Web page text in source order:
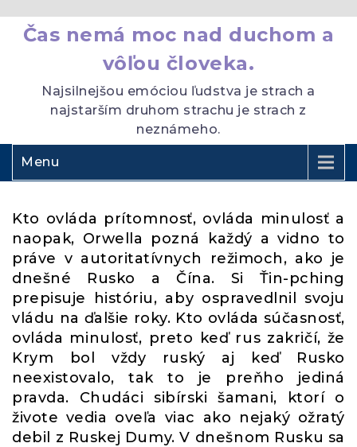
Čas nemá moc nad duchom a
vôľou človeka.
Najsilnejšou emóciou ľudstva je strach a
najstarším druhom strachu je strach z
neznámeho.
Menu
Kto ovláda prítomnosť, ovláda minulosť a
naopak, Orwella pozná každý a vidno to
práve v autoritatívnych režimoch, ako je
dnešné Rusko a Čína. Si Ťin-pching
prepisuje históriu, aby ospravedlnil svoju
vládu na ďalšie roky. Kto ovláda súčasnosť,
ovláda minulosť, preto keď rus zakričí, že
Krym bol vždy ruský aj keď Rusko
neexistovalo, tak to je preňho jediná
pravda. Chudáci sibírski šamani, ktorí o
živote vedia oveľa viac ako nejaký ožratý
debil z Ruskej Dumy. V dnešnom Rusku sa